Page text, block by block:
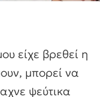
είχε βρεθεί η
μπορεί να
ψεύτικα